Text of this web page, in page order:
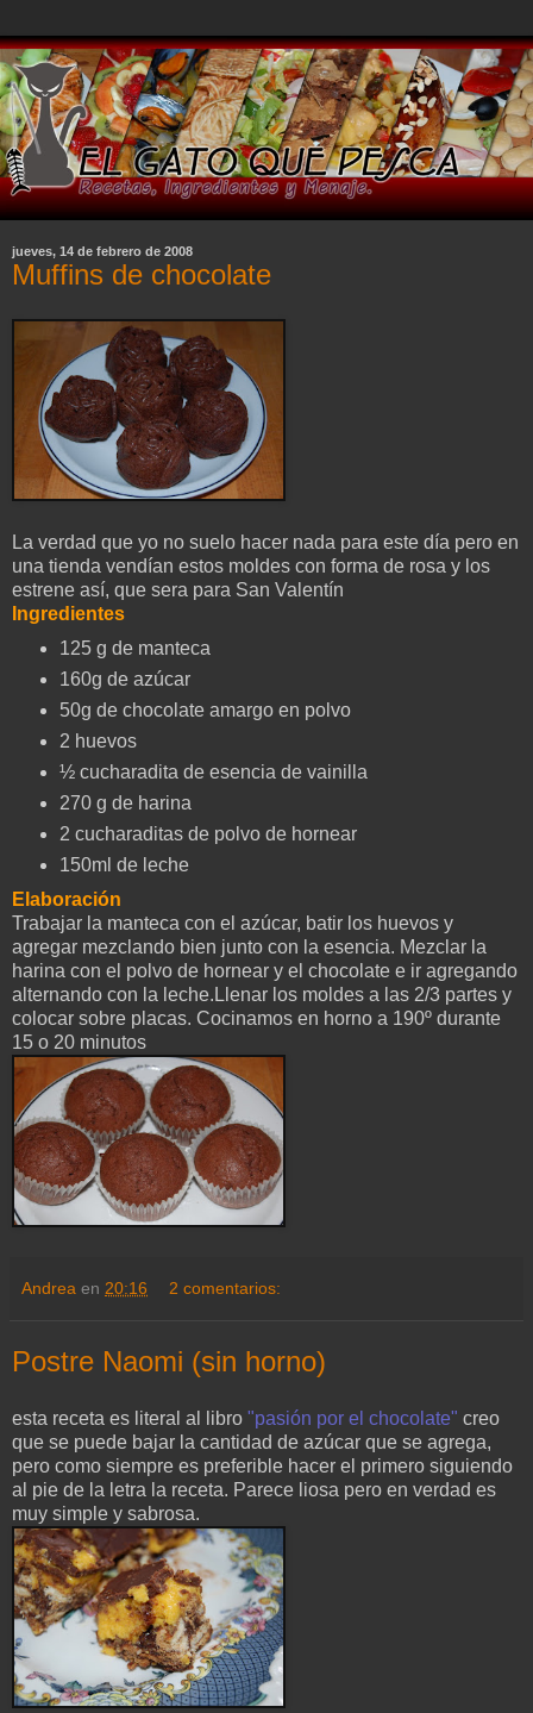
jueves, 14 de febrero de 2008
Muffins de chocolate
La verdad que yo no suelo hacer nada para este día pero en
una tienda vendían estos moldes con forma de rosa y los
estrene así, que sera para San Valentín
Ingredientes
125 g de manteca
160g de azúcar
50g de chocolate amargo en polvo
2 huevos
½ cucharadita de esencia de vainilla
270 g de harina
2 cucharaditas de polvo de hornear
150ml de leche
Elaboración
Trabajar la manteca con el azúcar, batir los huevos y
agregar mezclando bien junto con la esencia. Mezclar la
harina con el polvo de hornear y el chocolate e ir agregando
alternando con la leche.Llenar los moldes a las 2/3 partes y
colocar sobre placas. Cocinamos en horno a 190º durante
15 o 20 minutos
Andrea en 20:16 2 comentarios:
Postre Naomi (sin horno)
esta receta es literal al libro "pasión por el chocolate" creo
que se puede bajar la cantidad de azúcar que se agrega,
pero como siempre es preferible hacer el primero siguiendo
al pie de la letra la receta. Parece liosa pero en verdad es
muy simple y sabrosa.